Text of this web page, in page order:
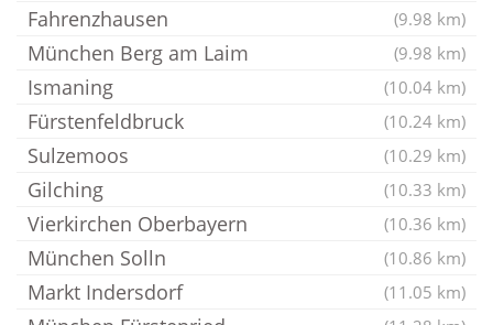
Fahrenzhausen (9.98 km)
München Berg am Laim (9.98 km)
Ismaning (10.04 km)
Fürstenfeldbruck (10.24 km)
Sulzemoos (10.29 km)
Gilching (10.33 km)
Vierkirchen Oberbayern (10.36 km)
München Solln (10.86 km)
Markt Indersdorf (11.05 km)